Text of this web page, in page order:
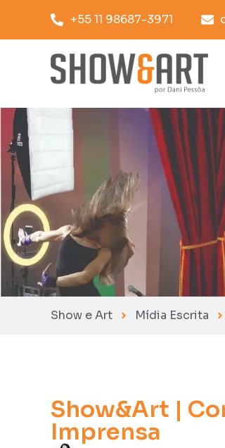
+55 11 98687-3971
Show e Art Mídia Escrita
Show&Art |
Imprensa